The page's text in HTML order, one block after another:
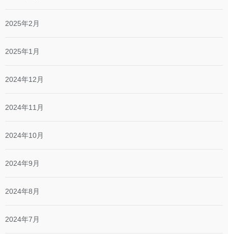
2025年2月
2025年1月
2024年12月
2024年11月
2024年10月
2024年9月
2024年8月
2024年7月